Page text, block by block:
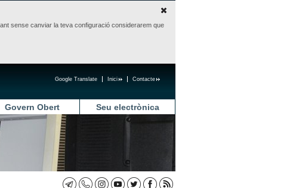
sense canviar la teva configuració considerarem que
Contacte
Inici
Google Translate
Govern Obert Seu electrònica